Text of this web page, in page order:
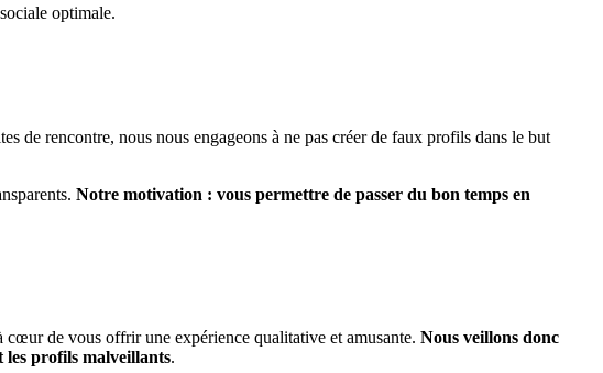
optimale.
de rencontre, nous nous engageons à ne pas créer de faux profils dans le but
Notre motivation : vous permettre de passer du bon temps en
cœur de vous offrir une expérience qualitative et amusante. Nous veillons donc
les profils malveillants.